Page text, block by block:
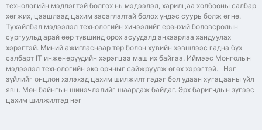
технологийн мэдлэгтэй болгох нь мэдээлэл, харилцаа холбооны салбар
хөгжих, цаашлаад цахим засаглалтай болох үндэс суурь болж өгнө.
Тухайлбал мэдээлэл технологийн хичээлийг ерөнхий боловсролын
сургуульд арай өөр түвшинд орох асуудалд анхаарлаа хандуулах
хэрэгтэй. Миний ажигласнаар төр болон хувийн хэвшлээс гадна бүх
салбарт IT инженерүүдийн хэрэгцээ маш их байгаа. Иймээс Монголын
мэдээлэл технологийн эко орчныг сайжруулж өгөх хэрэгтэй. Нэг
зүйлийг онцлон хэлэхэд цахим шилжилт гэдэг бол удаан хугацааны үйл
явц. Мөн байнгын шинэчлэлийг шаардаж байдаг. Эрх баригчдын зүгээс
цахим шилжилтэд нэг